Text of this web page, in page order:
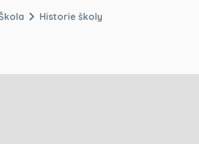
Historie školy